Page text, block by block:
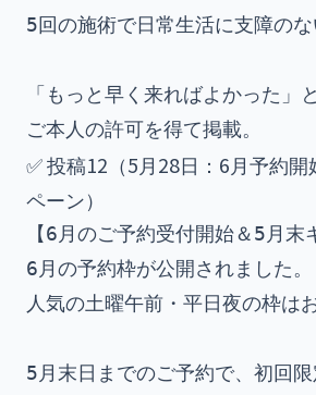
5回の施術で日常生活に支障の
「もっと早く来ればよかった」
✅ 投稿12（5月28日：6月予約
ペーン）
【6月のご予約受付開始＆5月末
6月の予約枠が公開されました。
人気の土曜午前・平日夜の枠は
5月末日までのご予約で、初回